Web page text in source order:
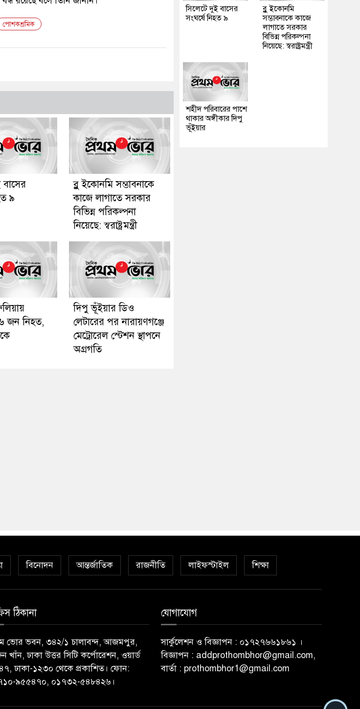
পোশকশ্রমিক
৯
ব্লু ইকোনমি সম্ভাবনাকে
কাজে লাগাতে সরকার
বিভিন্ন পরিকল্পনা
নিয়েছে: স্বরাষ্ট্রমন্ত্রী
জন নিহত,
দিপু ভূঁইয়ার ডিও
লেটারের পর নারায়ণগঞ্জে
মেট্রোরেল স্টেশন স্থাপনে
অগ্রগতি
সিলেটে দুই বাসের
সংঘর্ষে নিহত ৯
ব্লু ইকোনমি
সম্ভাবনাকে কাজে
লাগাতে সরকার
বিভিন্ন পরিকল্পনা
নিয়েছে: স্বরাষ্ট্রমন্ত্রী
শহীদ পরিবারের পাশে
থাকার অঙ্গীকার দিপু
ভূঁইয়ার
বিনোদন আন্তর্জাতিক রাজনীতি লাইফস্টাইল শিক্ষা
ঠিকানা
ভোর ভবন, ৩৪২/১ চালাবন্দ, আজমপুর,
খাঁন, ঢাকা উত্তর সিটি কর্পোরেশন, ওয়ার্ড
ঢাকা-১২৩০ থেকে প্রকাশিত। ফোন:
৯৫৫৪৭০, ০১৭৩২-৫৪৮৪২৬।
যোগাযোগ
সার্কুলেশন ও বিজ্ঞাপন : ০১৭২৭৬৬১৮৬১ ।
বিজ্ঞাপন : addprothombhor@gmail.com,
বার্তা : prothombhor1@gmail.com